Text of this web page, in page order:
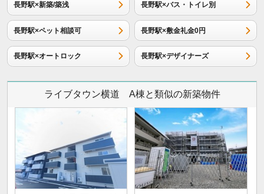
長野駅×新築/築浅 長野駅×バス・トイレ別
長野駅×ペット相談可 長野駅×敷金礼金0円
長野駅×オートロック 長野駅×デザイナーズ
ライブタウン横道 A棟と類似の新築物件